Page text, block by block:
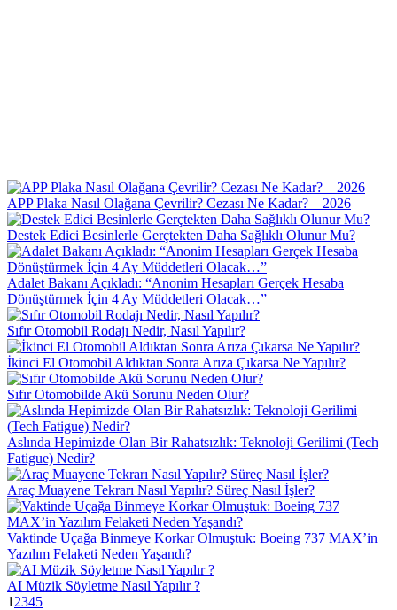
APP Plaka Nasıl Olağana Çevrilir? Cezası Ne Kadar? – 2026
Destek Edici Besinlerle Gerçtekten Daha Sağlıklı Olunur Mu?
Adalet Bakanı Açıkladı: “Anonim Hesapları Gerçek Hesaba
Dönüştürmek İçin 4 Ay Müddetleri Olacak…”
Sıfır Otomobil Rodajı Nedir, Nasıl Yapılır?
İkinci El Otomobil Aldıktan Sonra Arıza Çıkarsa Ne Yapılır?
Sıfır Otomobilde Akü Sorunu Neden Olur?
Aslında Hepimizde Olan Bir Rahatsızlık: Teknoloji Gerilimi (Tech
Fatigue) Nedir?
Araç Muayene Tekrarı Nasıl Yapılır? Süreç Nasıl İşler?
Vaktinde Uçağa Binmeye Korkar Olmuştuk: Boeing 737 MAX’in
Yazılım Felaketi Neden Yaşandı?
AI Müzik Söyletme Nasıl Yapılır ?
1 2345